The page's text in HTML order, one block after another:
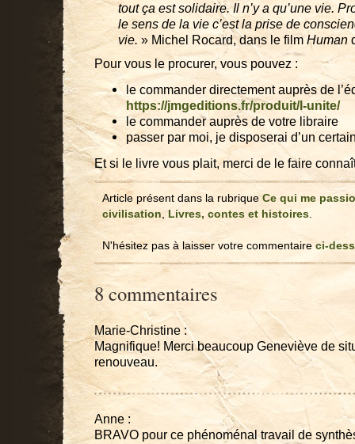
tout ça est solidaire. Il n’y a qu’une vie.
le sens de la vie c’est la prise de
vie. » Michel Rocard, dans le filmHuman
Pour vous le procurer, vous pouvez :
le commander directement auprès de
https://jmgeditions.fr/produit/l-unite/
le commander auprès de votre libraire
passer par moi, je disposerai d’un
Et si le livre vous plait, merci de le faire
Article présent dans la rubrique Ce qui me
civilisation, Livres, contes et histoires.
N'hésitez pas à laisser votre commentaireci-
8 commentaires
Marie-Christine :
Magnifique! Merci beaucoup Geneviève de
renouveau.
Anne :
BRAVO pour ce phénoménal travail de